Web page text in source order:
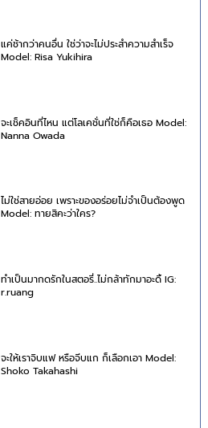
แค่ช้ากว่าคนอื่น ใช่ว่าจะไม่ประสำความสำเร็จ
Model: Risa Yukihira
จะเช็คอินที่ไหน แต่โลเคชั่นที่ใช่ก็คือเธอ Model:
Nanna Owada
ไม่ใช่สายอ่อย เพราะของอร่อยไม่จำเป็นต้องพูด
Model: ทายสิคะว่าใคร?
ทำเป็นมากดรักในสตอรี่..ไม่กล้าทักมาอะดิ้ IG:
r.ruang
จะให้เราจิบแฟ หรือจีบแก ก็เลือกเอา Model:
Shoko Takahashi